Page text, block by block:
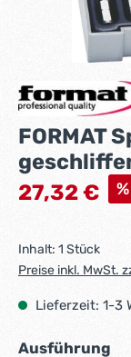
FORMAT
Verkaufspreis:
27,32 € %
Inhalt: 1 Stück
Preise inkl. MwSt.
Lieferzeit: 1-3
Ausführung